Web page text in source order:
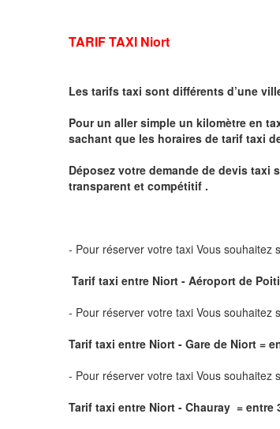
TARIF TAXI Niort
Les tarifs taxi sont différents d’une
Pour un aller simple un kilomètre en
sachant que les horaires de tarif taxi
Déposez votre demande de devis taxi
transparent et compétitif .
- Pour réserver votre taxi Vous souhaitez
Tarif taxi entre Niort - Aéroport de
- Pour réserver votre taxi Vous souhaitez
Tarif taxi entre Niort - Gare de Niort =
- Pour réserver votre taxi Vous souhaitez
Tarif taxi entre Niort - Chauray =